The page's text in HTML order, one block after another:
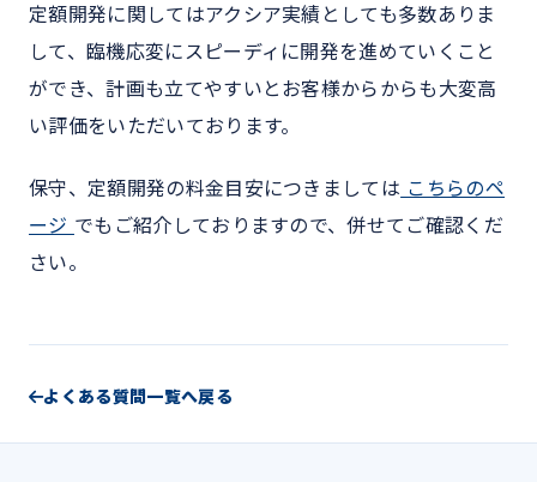
定額開発に関してはアクシア実績としても多数ありま
して、臨機応変にスピーディに開発を進めていくこと
ができ、計画も立てやすいとお客様からからも大変高
い評価をいただいております。
保守、定額開発の料金目安につきましては こちらのペ
ージ でもご紹介しておりますので、併せてご確認くだ
さい。
よくある質問一覧へ戻る